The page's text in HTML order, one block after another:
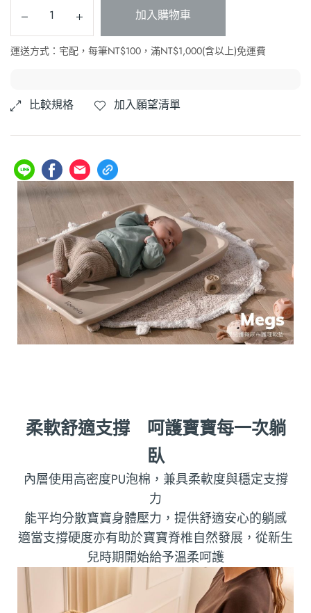
加入購物車
運送方式：宅配，每筆NT$100，滿NT$1,000(含以上)免運費
比較規格 加入願望清單
柔軟舒適支撐 呵護寶寶每一次躺
臥
內層使用高密度PU泡棉，兼具柔軟度與穩定支撐
力
能平均分散寶寶身體壓力，提供舒適安心的躺感
適當支撐硬度亦有助於寶寶脊椎自然發展，從新生
兒時期開始給予溫柔呵護